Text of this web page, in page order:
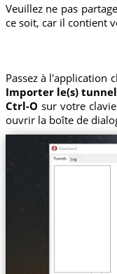
Veuillez ne pas
ce soit, car il contient
Passez à l'application
Importer le(s)
Ctrl-O sur votre
ouvrir la boîte de